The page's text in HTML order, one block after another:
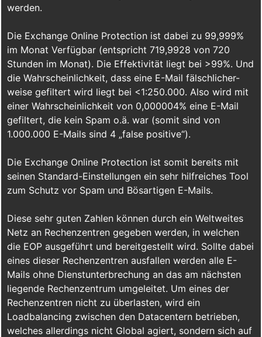
werden.
Die Exchange Online Protection ist dabei zu 99,999%
im Monat Verfügbar (entspricht 719,9928 von 720
Stunden im Monat). Die Effektivität liegt bei >99%. Und
die Wahrscheinlichkeit, dass eine E-Mail fälschlicher-
weise gefiltert wird liegt bei <1:250.000. Also wird mit
einer Wahrscheinlichkeit von 0,000004% eine E-Mail
gefiltert, die kein Spam o.ä. war (somit sind von
1.000.000 E-Mails sind 4 „false positive“).
Die Exchange Online Protection ist somit bereits mit
seinen Standard-Einstellungen ein sehr hilfreiches Tool
zum Schutz vor Spam und Bösartigen E-Mails.
Diese sehr guten Zahlen können durch ein Weltweites
Netz an Rechenzentren gegeben werden, in welchen
die EOP ausgeführt und bereitgestellt wird. Sollte dabei
eines dieser Rechenzentren ausfallen werden alle E-
Mails ohne Dienstunterbrechung an das am nächsten
liegende Rechenzentrum umgeleitet. Um eines der
Rechenzentren nicht zu überlasten, wird ein
Loadbalancing zwischen den Datacentern betrieben,
welches allerdings nicht Global agiert, sondern sich auf